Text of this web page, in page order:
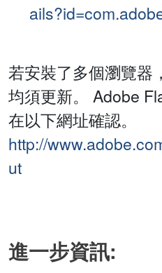
若安裝了多個瀏覽器
均須更新。 Adobe
在以下網址確認。
http://
ut
進一步資訊: